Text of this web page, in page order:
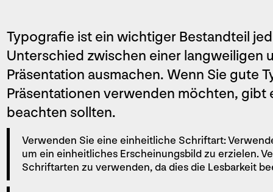
Typografie ist ein wichtiger Bestandteil
Unterschied zwischen einer langweiligen
Präsentation ausmachen. Wenn Sie gute
Präsentationen verwenden möchten, gibt
beachten sollten.
Verwenden Sie eine einheitliche Schriftart:
um ein einheitliches Erscheinungsbild zu erzielen.
Schriftarten zu verwenden, da dies die Lesbarkeit